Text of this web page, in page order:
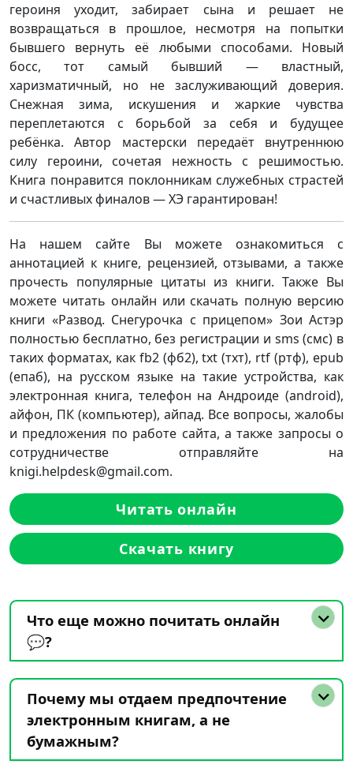
героиня уходит, забирает сына и решает не
возвращаться в прошлое, несмотря на попытки
бывшего вернуть её любыми способами. Новый
босс, тот самый бывший — властный,
харизматичный, но не заслуживающий доверия.
Снежная зима, искушения и жаркие чувства
переплетаются с борьбой за себя и будущее
ребёнка. Автор мастерски передаёт внутреннюю
силу героини, сочетая нежность с решимостью.
Книга понравится поклонникам служебных страстей
и счастливых финалов — ХЭ гарантирован!
На нашем сайте Вы можете ознакомиться с
аннотацией к книге, рецензией, отзывами, а также
прочесть популярные цитаты из книги. Также Вы
можете читать онлайн или скачать полную версию
книги «Развод. Снегурочка с прицепом» Зои Астэр
полностью бесплатно, без регистрации и sms (смс) в
таких форматах, как fb2 (фб2), txt (тхт), rtf (ртф), epub
(епаб), на русском языке на такие устройства, как
электронная книга, телефон на Андроиде (android),
айфон, ПК (компьютер), айпад. Все вопросы, жалобы
и предложения по работе сайта, а также запросы о
сотрудничестве отправляйте на
knigi.helpdesk@gmail.com.
Читать онлайн
Скачать книгу
Что еще можно почитать онлайн
💬?
Почему мы отдаем предпочтение
электронным книгам, а не
бумажным?